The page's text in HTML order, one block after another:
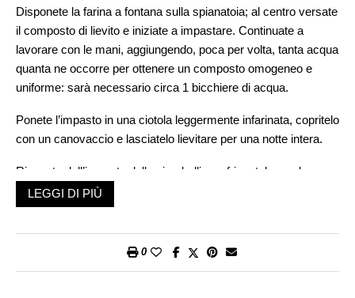
Disponete la farina a fontana sulla spianatoia; al centro versate
il composto di lievito e iniziate a impastare. Continuate a
lavorare con le mani, aggiungendo, poca per volta, tanta acqua
quanta ne occorre per ottenere un composto omogeneo e
uniforme: sarà necessario circa 1 bicchiere di acqua.
Ponete l’impasto in una ciotola leggermente infarinata, copritelo
con un canovaccio e lasciatelo lievitare per una notte intera.
Ricavate dall’impasto delle ciambelline e friggetele, poche per
volta, in una padella con abbondante olio. Sgocciolatele con il
mestolo forato non appena saranno dorate e trasferitele su
Servitele calde, spolverizzate con zucchero.
LEGGI DI PIÙ
0